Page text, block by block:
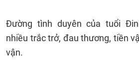
Đường tình duyên của tuổi
nhiều trắc trở, đau thương, tiền
vận.